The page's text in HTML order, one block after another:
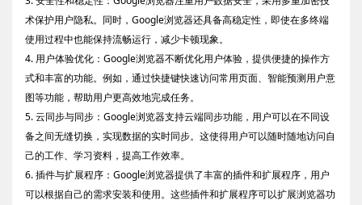
术保护用户隐私。同时，Google浏览器还具备高稳定性，即使在多终端
使用过程中也能保持流畅运行，减少卡顿现象。
4. 用户体验优化：Google浏览器不断优化用户体验，提供便捷的操作方
式和丰富的功能。例如，通过快捷键快速访问常用页面、智能预测用户意
图等功能，帮助用户更高效地完成任务。
5. 云同步与同步：Google浏览器支持云端同步功能，用户可以在不同设
备之间无缝切换，实现数据的实时同步。这使得用户可以随时随地访问自
己的工作、学习资料，提高工作效率。
6. 插件与扩展程序：Google浏览器提供了丰富的插件和扩展程序，用户
可以根据自己的需求安装和使用。这些插件和扩展程序可以扩展浏览器功